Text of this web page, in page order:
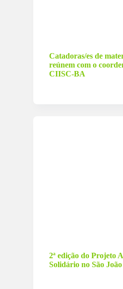
Catadoras/es de
reúnem com o
CIISC-BA
2ª edição do Projeto
Solidário no São